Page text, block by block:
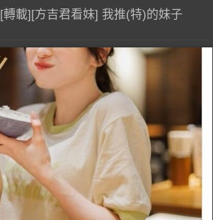
[轉載][方吉君看妹] 我推(特)的妹子